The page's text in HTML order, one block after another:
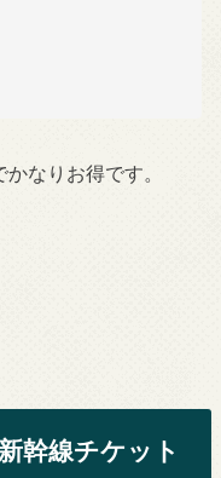
なりお得です。
幹線チケット